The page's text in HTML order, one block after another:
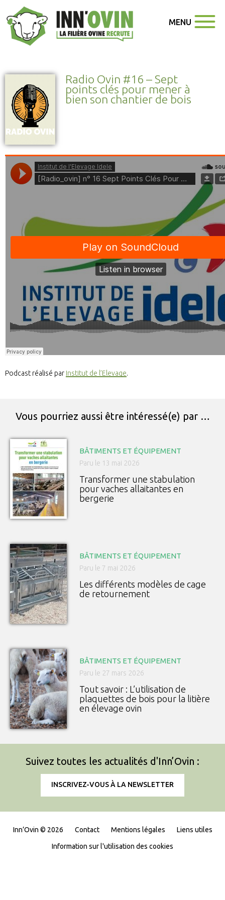
MENU
Radio Ovin #16 – Sept
points clés pour mener à
bien son chantier de bois
Podcast réalisé par Institut de l’Elevage.
Vous pourriez aussi être intéressé(e) par …
BÂTIMENTS ET ÉQUIPEMENT
Paru le 13 mai 2026
Transformer une stabulation
pour vaches allaitantes en
bergerie
BÂTIMENTS ET ÉQUIPEMENT
Paru le 7 mai 2026
Les différents modèles de cage
de retournement
BÂTIMENTS ET ÉQUIPEMENT
Paru le 27 mars 2026
Tout savoir : L’utilisation de
plaquettes de bois pour la litière
en élevage ovin
Suivez toutes les actualités d'Inn’Ovin :
INSCRIVEZ-VOUS À LA NEWSLETTER
Inn’Ovin © 2026 Contact Mentions légales Liens utiles
Information sur l'utilisation des cookies